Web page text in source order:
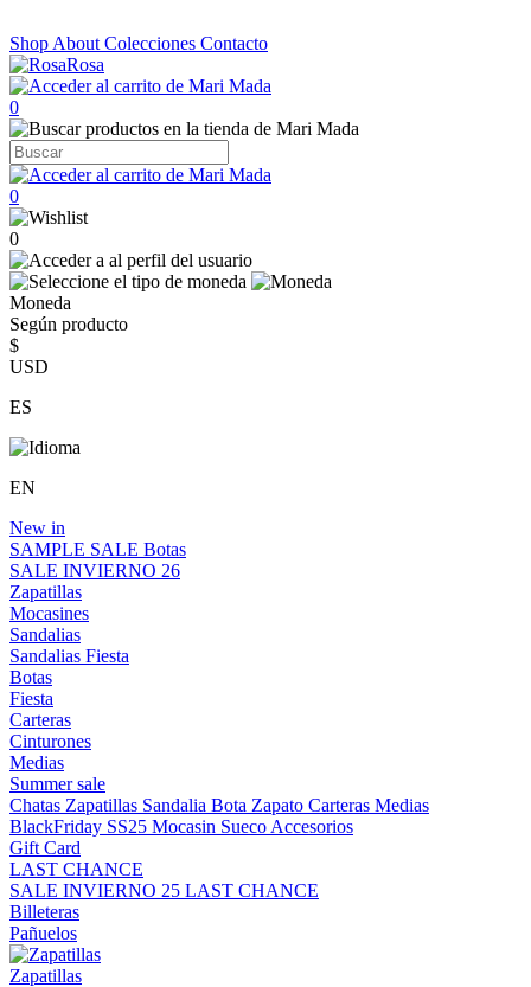
Shop About Colecciones Contacto
0
0
0
Moneda
Según producto
$
USD
ES
EN
New in
SAMPLE SALE Botas
SALE INVIERNO 26
Zapatillas
Mocasines
Sandalias
Sandalias Fiesta
Botas
Fiesta
Carteras
Cinturones
Medias
Summer sale
Chatas Zapatillas Sandalia Bota Zapato Carteras Medias
BlackFriday SS25 Mocasin Sueco Accesorios
Gift Card
LAST CHANCE
SALE INVIERNO 25 LAST CHANCE
Billeteras
Pañuelos
Zapatillas